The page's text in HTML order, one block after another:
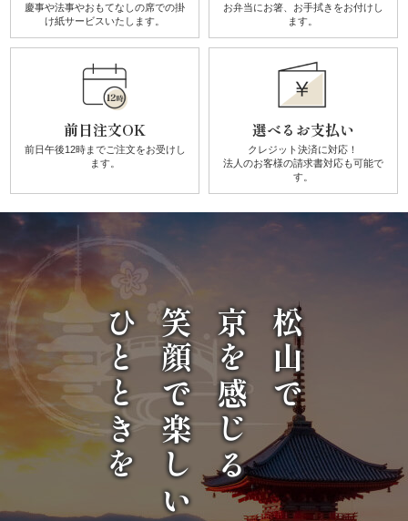
メ
で
ぶ
1,000
～
1,999
慶事や法事やおもてなしの席での掛
け紙サービスいたします。
お弁当にお箸、お手拭きをお付けし
ます。
前日注文OK
前日午後12時までご注文をお受けし
ます。
選べるお支払い
クレジット決済に対応！
法人のお客様の請求書対応も可能で
す。
松山で
京を感じる
笑顔で楽しい
ひとときを